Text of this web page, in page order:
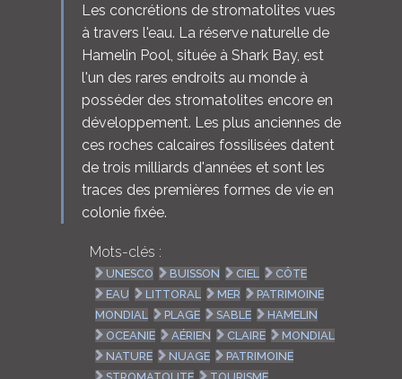
Les concrétions de stromatolites vues
à travers l'eau. La réserve naturelle de
Hamelin Pool, située à Shark Bay, est
l'un des rares endroits au monde à
posséder des stromatolites encore en
développement. Les plus anciennes de
ces roches calcaires fossilisées datent
de trois milliards d'années et sont les
traces des premières formes de vie en
colonie fixée.
Mots-clés :
UNESCO BUISSON CIEL
CÔTE
EAU
LITTORAL MER
PATRIMOINE
MONDIAL
PLAGE SABLE
HAMELIN
OCEANIE
AÉRIEN CLAIRE
MONDIAL
NATURE
NUAGE
PATRIMOINE